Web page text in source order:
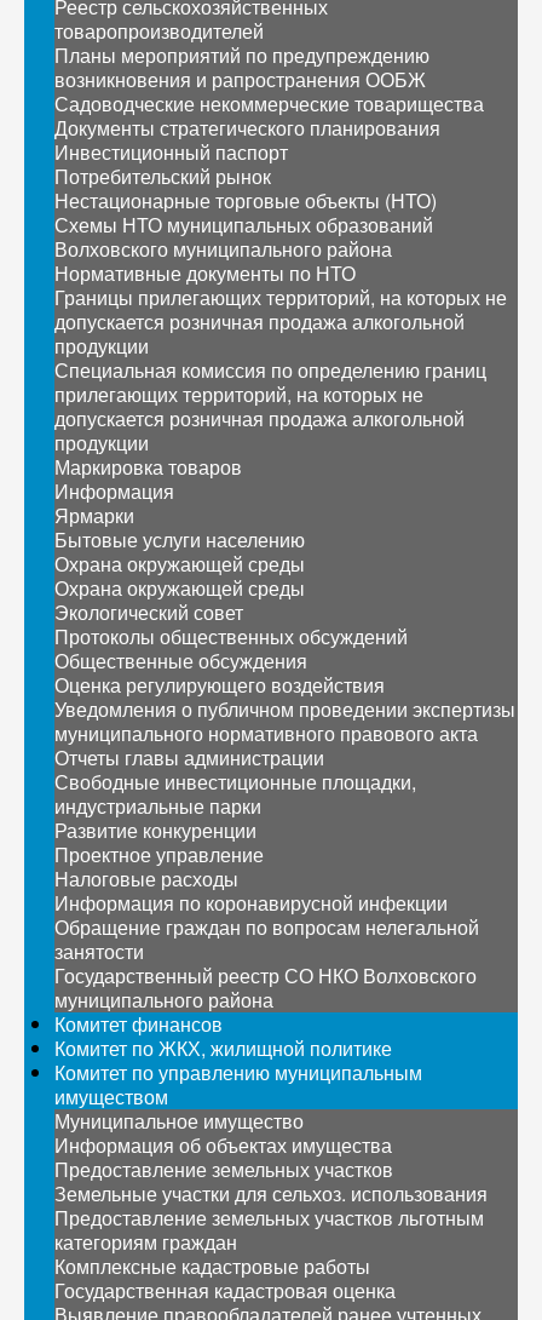
Реестр сельскохозяйственных
товаропроизводителей
Планы мероприятий по предупреждению
возникновения и рапространения ООБЖ
Садоводческие некоммерческие товарищества
Документы стратегического планирования
Инвестиционный паспорт
Потребительский рынок
Нестационарные торговые объекты (НТО)
Схемы НТО муниципальных образований
Волховского муниципального района
Нормативные документы по НТО
Границы прилегающих территорий, на которых не
допускается розничная продажа алкогольной
продукции
Специальная комиссия по определению границ
прилегающих территорий, на которых не
допускается розничная продажа алкогольной
продукции
Маркировка товаров
Информация
Ярмарки
Бытовые услуги населению
Охрана окружающей среды
Охрана окружающей среды
Экологический совет
Протоколы общественных обсуждений
Общественные обсуждения
Оценка регулирующего воздействия
Уведомления о публичном проведении экспертизы
муниципального нормативного правового акта
Отчеты главы администрации
Свободные инвестиционные площадки,
индустриальные парки
Развитие конкуренции
Проектное управление
Налоговые расходы
Информация по коронавирусной инфекции
Обращение граждан по вопросам нелегальной
занятости
Государственный реестр СО НКО Волховского
муниципального района
Комитет финансов
Комитет по ЖКХ, жилищной политике
Комитет по управлению муниципальным
имуществом
Муниципальное имущество
Информация об объектах имущества
Предоставление земельных участков
Земельные участки для сельхоз. использования
Предоставление земельных участков льготным
категориям граждан
Комплексные кадастровые работы
Государственная кадастровая оценка